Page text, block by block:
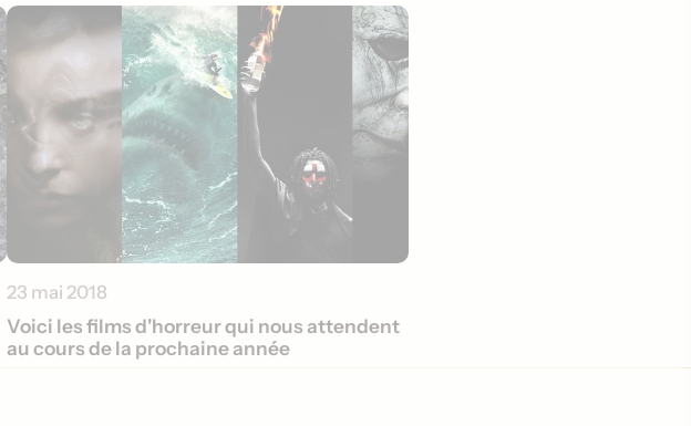
23 mai 2018
Voici les films d'horreur qui nous attendent
au cours de la prochaine année